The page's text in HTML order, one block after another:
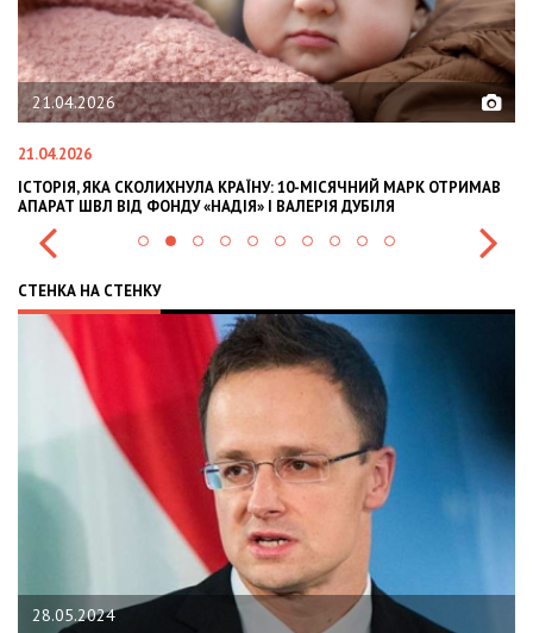
21.04.2026
21.04.2026
ІСТОРІЯ, ЯКА СКОЛИХНУЛА КРАЇНУ: 10-МІСЯЧНИЙ МАРК ОТРИМАВ
АПАРАТ ШВЛ ВІД ФОНДУ «НАДІЯ» І ВАЛЕРІЯ ДУБІЛЯ
СТЕНКА НА СТЕНКУ
28.05.2024